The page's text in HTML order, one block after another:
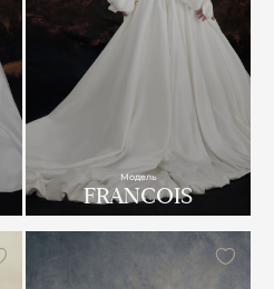
Модель
FRANCOIS